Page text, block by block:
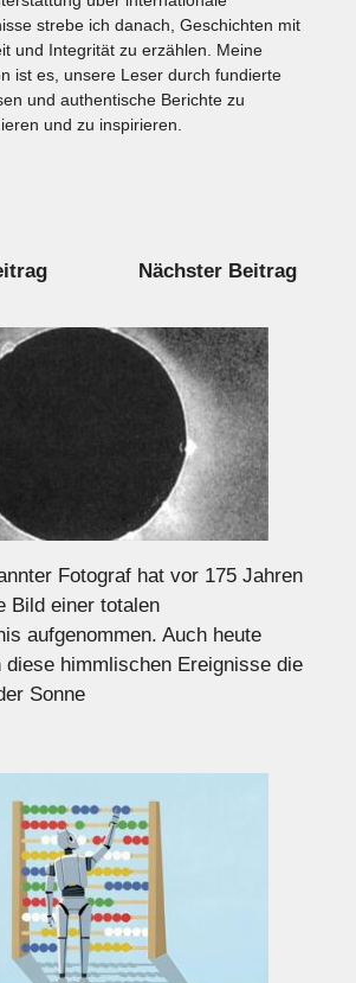
strebe ich danach, Geschichten mit
und Integrität zu erzählen. Meine
ist es, unsere Leser durch fundierte
und authentische Berichte zu
und zu inspirieren.
Nächster Beitrag
Fotograf hat vor 175 Jahren
Bild einer totalen
aufgenommen. Auch heute
diese himmlischen Ereignisse die
Sonne